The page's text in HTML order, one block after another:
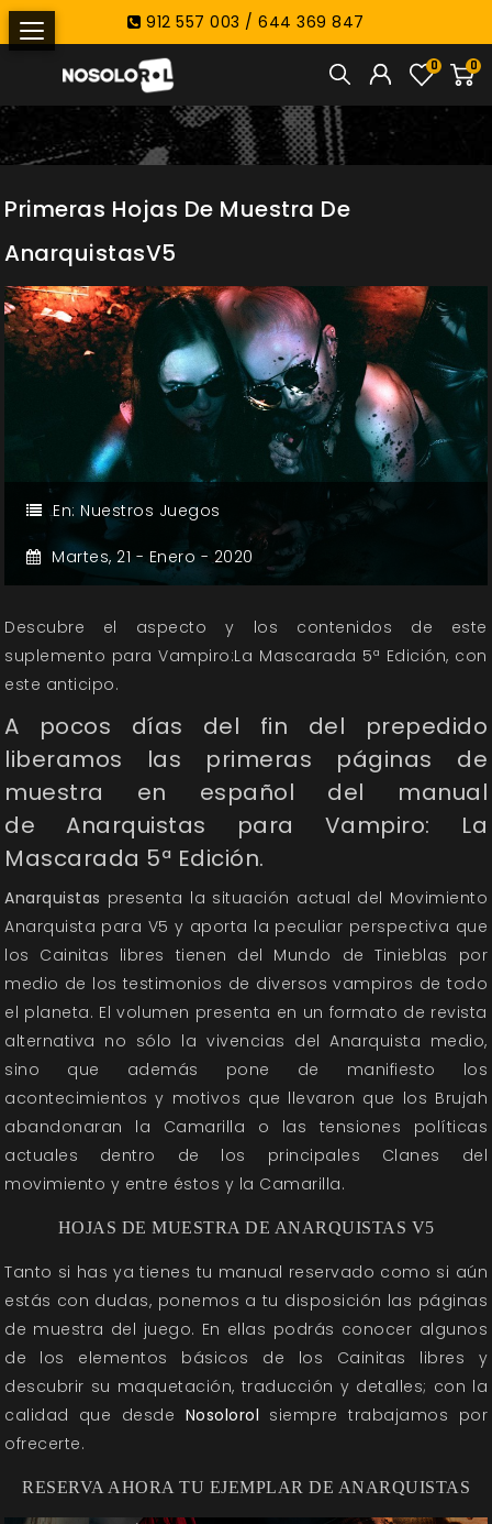
912 557 003 / 644 369 847
0
0
Primeras Hojas De Muestra De
AnarquistasV5
En: Nuestros Juegos
Martes, 21 - Enero - 2020
Descubre el aspecto y los contenidos de este
suplemento para Vampiro:La Mascarada 5ª Edición, con
este anticipo.
A pocos días del fin del prepedido
liberamos las primeras páginas de
muestra en español del manual
deAnarquistas para Vampiro: La
Mascarada 5ª Edición.
Anarquistas presenta la situación actual del Movimiento
Anarquista para V5 y aporta la peculiar perspectiva que
los Cainitas libres tienen del Mundo de Tinieblas por
medio de los testimonios de diversos vampiros de todo
el planeta. El volumen presenta en un formato de revista
alternativa no sólo la vivencias del Anarquista medio,
sino que además pone de manifiesto los
acontecimientos y motivos que llevaron que los Brujah
abandonaran la Camarilla o las tensiones políticas
actuales dentro de los principales Clanes del
movimiento y entre éstos y la Camarilla.
HOJAS DE MUESTRA DE ANARQUISTAS V5
Tanto si has ya tienes tu manual reservado como si aún
estás con dudas, ponemos a tu disposición las páginas
de muestra del juego. En ellas podrás conocer algunos
de los elementos básicos de los Cainitas libres y
descubrir su maquetación, traducción y detalles; con la
calidad que desde Nosolorol siempre trabajamos por
ofrecerte.
RESERVA AHORA TU EJEMPLAR DE ANARQUISTAS